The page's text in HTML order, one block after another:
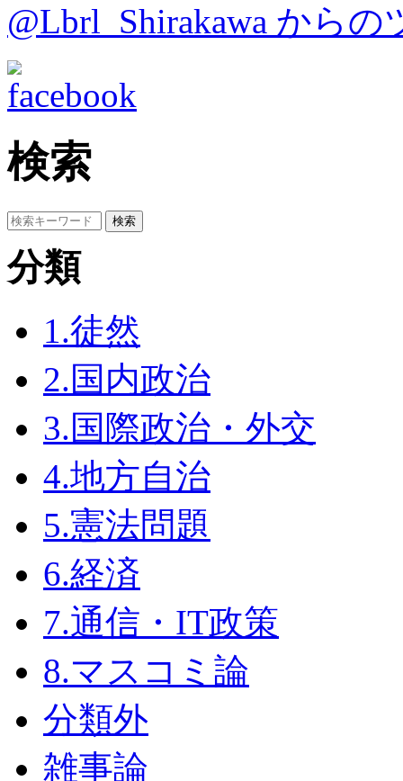
@Lbrl_Shirakawa からの
検索
分類
1.徒然
2.国内政治
3.国際政治・外交
4.地方自治
5.憲法問題
6.経済
7.通信・IT政策
8.マスコミ論
分類外
雑事論